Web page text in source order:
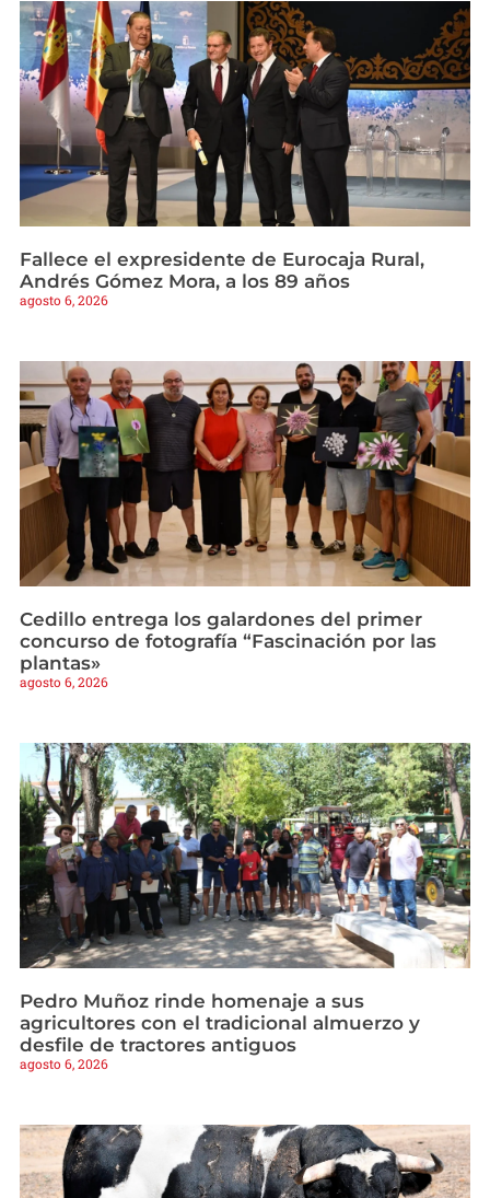
Fallece el expresidente de Eurocaja Rural,
Andrés Gómez Mora, a los 89 años
agosto 6, 2026
Cedillo entrega los galardones del primer
concurso de fotografía “Fascinación por las
plantas»
agosto 6, 2026
Pedro Muñoz rinde homenaje a sus
agricultores con el tradicional almuerzo y
desfile de tractores antiguos
agosto 6, 2026